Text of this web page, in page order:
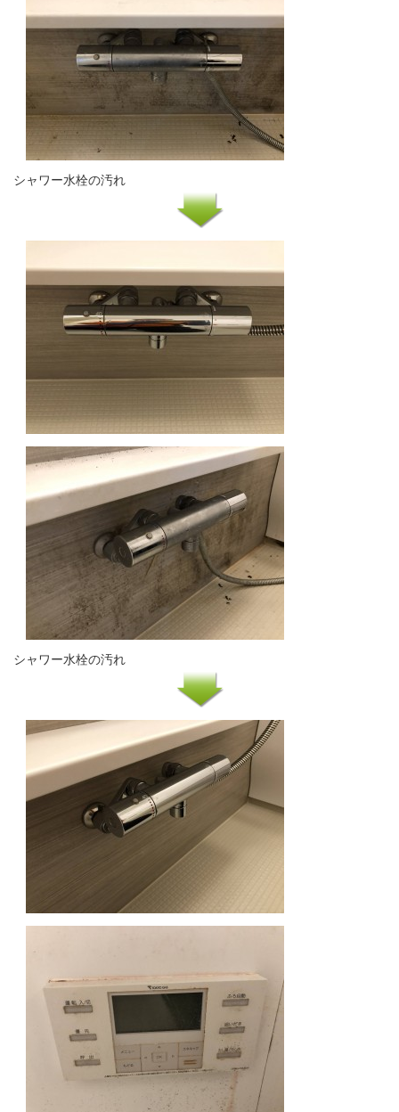
シャワー水栓の汚れ
シャワー水栓の汚れ